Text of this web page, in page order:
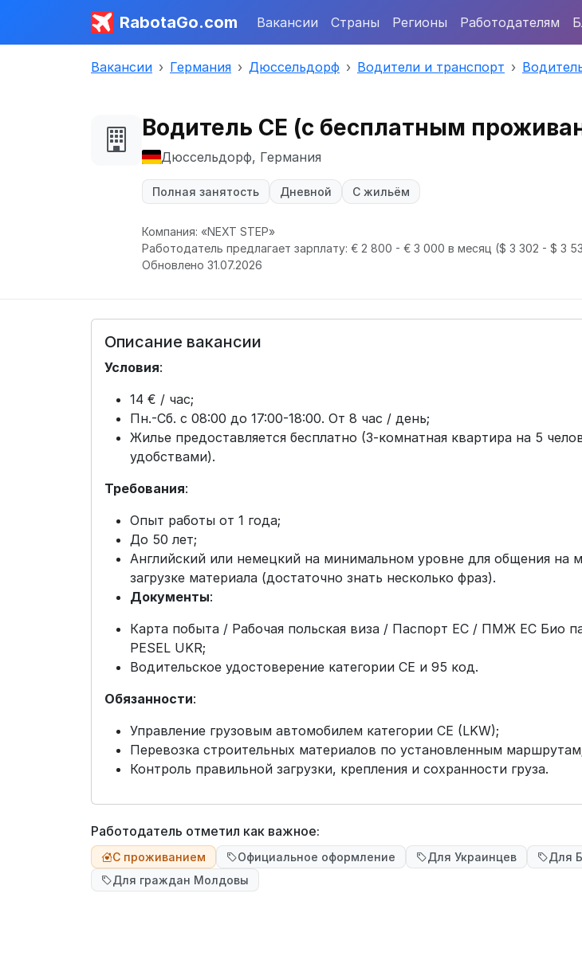
RabotaGo.com Вакансии Страны Регионы Работодателям
Вакансии Германия Дюссельдорф Водители и транспорт
Водитель СЕ (с бесплатным
Дюссельдорф, Германия
Полная занятость Дневной С жильём
Компания: «NEXT STEP»
Работодатель предлагает зарплату: € 2 800 - € 3 000 в месяц ($ 3 302 - $ 3
Обновлено 31.07.2026
Описание вакансии
Условия:
14 € / час;
Пн.-Сб. с 08:00 до 17:00-18:00. От 8 час / день;
Жилье предоставляется бесплатно (3-комнатная квартира на 5
удобствами).
Требования:
Опыт работы от 1 года;
До 50 лет;
Английский или немецкий на минимальном уровне для общения на
загрузке материала (достаточно знать несколько фраз).
Документы:
Карта побыта / Рабочая польская виза / Паспорт ЕС / ПМЖ ЕС Био
PESEL UKR;
Водительское удостоверение категории СЕ и 95 код.
Обязанности:
Управление грузовым автомобилем категории CE (LKW);
Перевозка строительных материалов по установленным
Контроль правильной загрузки, крепления и сохранности груза.
Работодатель отметил как важное:
С проживанием Официальное оформление Для Украинцев
Для
Для граждан Молдовы